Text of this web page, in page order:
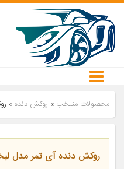
محصولات منتخب » روکش دنده»
روکش دنده آی تمر مدل